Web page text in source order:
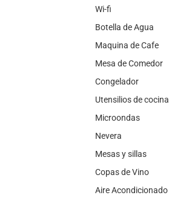
Wi-fi
Botella de Agua
Maquina de Cafe
Mesa de Comedor
Congelador
Utensilios de cocina
Microondas
Nevera
Mesas y sillas
Copas de Vino
Aire Acondicionado